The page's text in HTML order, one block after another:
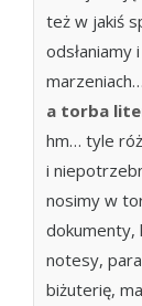
też w jakiś
odsłaniamy
marzeniach…
a torba
hm… tyle
i
nosimy w
dokumenty,
notesy,
biżuterię,